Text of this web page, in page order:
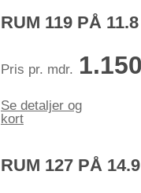
RUM 119 PÅ 11.8
Pris pr. mdr.
Se detaljer og
kort
RUM 127 PÅ 14.9